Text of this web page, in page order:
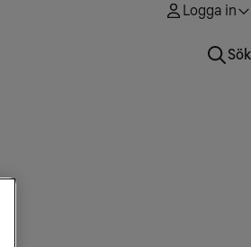
Logga in
Sök